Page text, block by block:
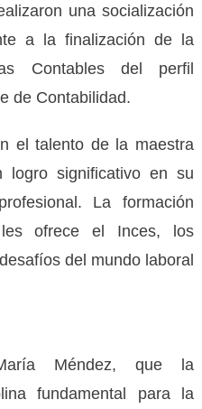
una socialización
a la finalización de la
Contables del perfil
de Contabilidad.
el talento de la maestra
logro significativo en su
La formación
ofrece el Inces, los
del mundo laboral
Méndez, que la
fundamental para la